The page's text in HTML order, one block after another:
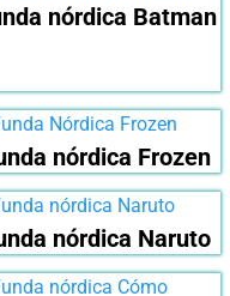
nórdica Batman
nórdica Frozen
nórdica Naruto